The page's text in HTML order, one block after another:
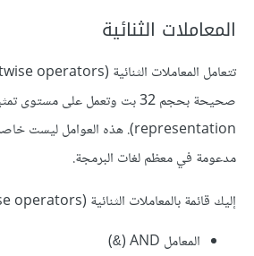
المعاملات الثنائية
مدعومة في معظم لغات البرمجة.
إليك قائمة بالمعاملات الثنائية (Bitwise operators):
المعامل AND (
&
)